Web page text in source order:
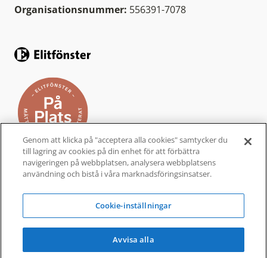
Organisationsnummer: 556391-7078
Elitfönster På Plats är ett helhetskoncept från
Elitfönster, för dig som vill byta fönster och
är bekvämt, enkelt och tryggt.
Genom att klicka på "acceptera alla cookies" samtycker du
till lagring av cookies på din enhet för att förbättra
navigeringen på webbplatsen, analysera webbplatsens
användning och bistå i våra marknadsföringsinsatser.
Cookie-inställningar
Avvisa alla